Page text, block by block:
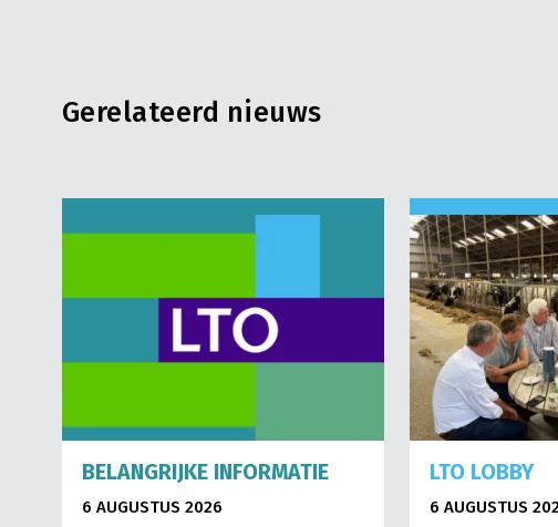
Gerelateerd nieuws
BELANGRIJKE INFORMATIE
6 AUGUSTUS 2026
LTO LOBBY
6 AUGUSTUS